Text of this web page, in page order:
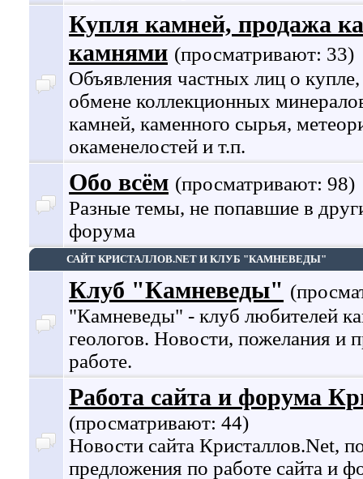
Купля камней, продажа
камнями (просматривают: 33)
Объявления частных лиц о
обмене коллекционных
камней, каменного сырья,
окаменелостей и т.п.
Обо всём (просматривают: 98)
Разные темы, не попавшие в
форума
САЙТ КРИСТАЛЛОВ.NET И КЛУБ "КАМНЕВЕДЫ"
Клуб "Камневеды"
"Камневеды" - клуб любителей
геологов. Новости, пожелания и
работе.
Работа сайта и форума
(просматривают: 44)
Новости сайта Кристаллов.Net,
предложения по работе сайта и